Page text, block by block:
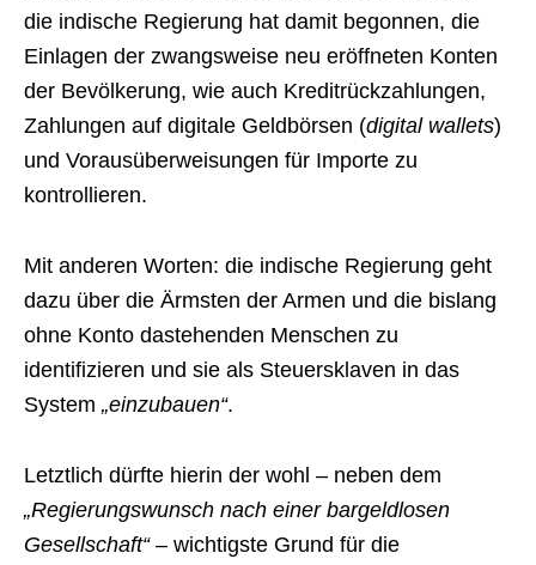
die indische Regierung hat damit begonnen, die
Einlagen der zwangsweise neu eröffneten Konten
der Bevölkerung, wie auch Kreditrückzahlungen,
Zahlungen auf digitale Geldbörsen (digital wallets)
und Vorausüberweisungen für Importe zu
kontrollieren.
Mit anderen Worten: die indische Regierung geht
dazu über die Ärmsten der Armen und die bislang
ohne Konto dastehenden Menschen zu
identifizieren und sie als Steuersklaven in das
System „einzubauen“.
Letztlich dürfte hierin der wohl – neben dem
„Regierungswunsch nach einer bargeldlosen
Gesellschaft“– wichtigste Grund für die